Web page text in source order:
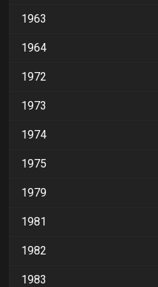
1963
1964
1972
1973
1974
1975
1979
1981
1982
1983